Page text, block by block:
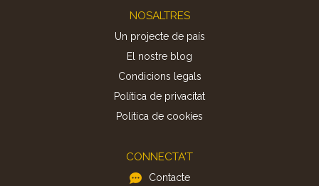
NOSALTRES
Un projecte de país
El nostre blog
Condicions legals
Política de privacitat
Politica de cookies
CONNECTA'T
Contacte